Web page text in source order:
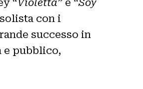
“Violetta” e “Soy
con i
successo in
e pubblico,